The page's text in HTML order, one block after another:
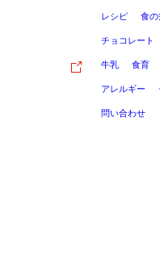
レシピ 食の
チョコレート
牛乳 食育
アレルギー
問い合わせ